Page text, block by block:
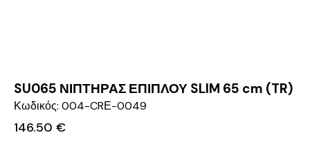
SU065 ΝΙΠΤΗΡΑΣ ΕΠΙΠΛΟΥ SLIM 65 cm (TR)
Κωδικός: 004-CRΕ-0049
146.50 €